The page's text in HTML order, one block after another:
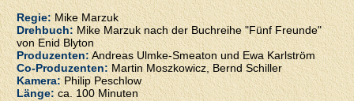
Regie:Mike Marzuk
Drehbuch:Mike Marzuk nach der Buchreihe "Fünf Freunde"
von Enid Blyton
Produzenten:Andreas Ulmke-Smeaton und Ewa Karlström
Co-Produzenten:Martin Moszkowicz, Bernd Schiller
Kamera:Philip Peschlow
Länge:ca. 100 Minuten